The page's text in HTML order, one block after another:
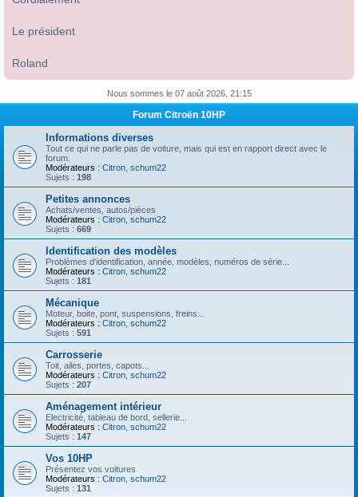
Le président
Roland
Nous sommes le 07 août 2026, 21:15
Forum Citroën 10HP
Informations diverses
Tout ce qui ne parle pas de voiture, mais qui est en rapport direct avec le
forum.
Modérateurs : Citron schum22
Sujets : 198
Petites annonces
Achats/ventes, autos/pièces
Modérateurs : Citron schum22
Sujets : 669
Identification des modèles
Problèmes d'identification, année, modèles, numéros de série...
Modérateurs : Citron schum22
Sujets : 181
Mécanique
Moteur, boite, pont, suspensions, freins...
Modérateurs : Citron schum22
Sujets : 591
Carrosserie
Toit, ailes, portes, capots...
Modérateurs : Citron schum22
Sujets : 207
Aménagement intérieur
Electricité, tableau de bord, sellerie...
Modérateurs : Citron schum22
Sujets : 147
Vos 10HP
Présentez vos voitures
Modérateurs : Citron schum22
Sujets : 131